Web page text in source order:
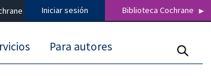
Iniciar sesión Biblioteca Cochrane
Para autores